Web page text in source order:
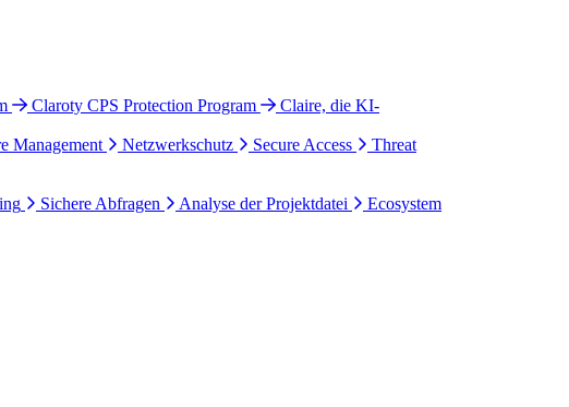
Claroty CPS Protection Program
Claire, die KI-
Management Netzwerkschutz Secure Access
Threat
Sichere Abfragen Analyse der Projektdatei
Ecosystem